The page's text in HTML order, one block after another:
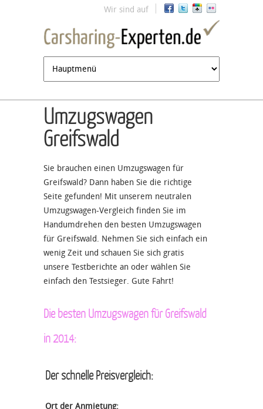
Jump to navigation
Wir sind auf
Umzugswagen
Greifswald
Sie brauchen einen Umzugswagen für
Greifswald? Dann haben Sie die richtige
Seite gefunden! Mit unserem neutralen
Umzugswagen-Vergleich finden Sie im
Handumdrehen den besten Umzugswagen
für Greifswald. Nehmen Sie sich einfach ein
wenig Zeit und schauen Sie sich gratis
unsere Testberichte an oder wählen Sie
einfach den Testsieger. Gute Fahrt!
Die besten Umzugswagen für Greifswald
in 2014:
Der schnelle Preisvergleich:
Ort der Anmietung: